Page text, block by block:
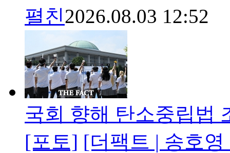
펼친2026.08.03 12:52
국회 향해 탄소중립법
[포토] [더팩트 | 송호